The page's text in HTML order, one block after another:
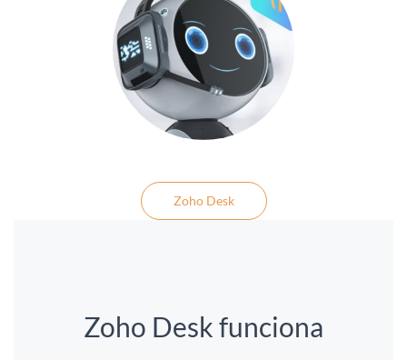
Zoho Desk
Zoho Desk funciona